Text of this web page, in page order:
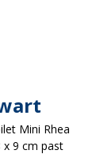
Mini Rhea
x 9 cm past